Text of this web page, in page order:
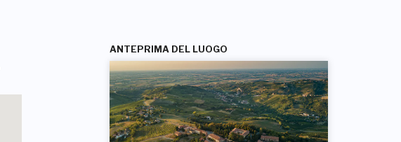
ANTEPRIMA DEL LUOGO